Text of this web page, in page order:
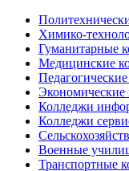
Химико-
Гуманитарные
Медицинские
Экономические
Колледжи
Колледжи
Военные
Транспортные